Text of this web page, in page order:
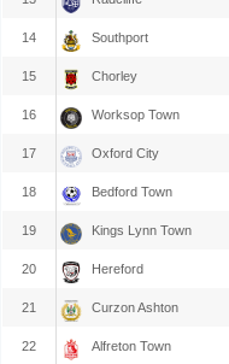
14 Southport
15 Chorley
16 Worksop Town
17 Oxford City
18 Bedford Town
19 Kings Lynn Town
20 Hereford
21 Curzon Ashton
22 Alfreton Town